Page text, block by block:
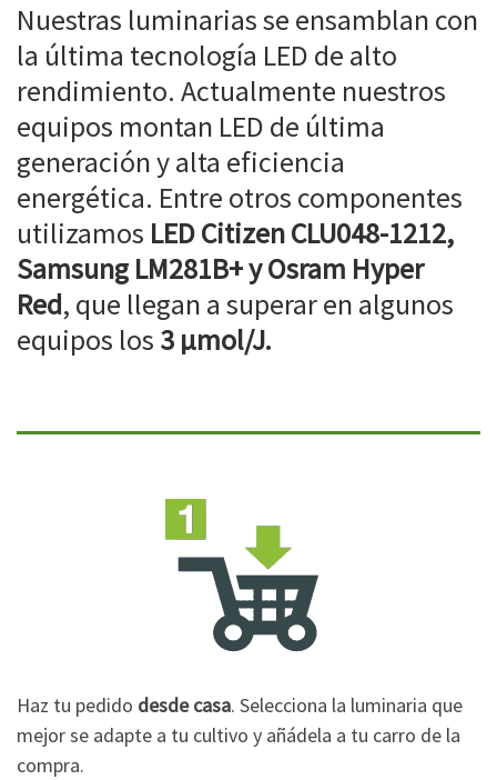
Nuestras luminarias se ensamblan con
la última tecnología LED de alto
rendimiento. Actualmente nuestros
equipos montan LED de última
generación y alta eficiencia
energética. Entre otros componentes
utilizamos LED Citizen CLU048-1212,
Samsung LM281B+ y Osram Hyper
Red, que llegan a superar en algunos
equipos los 3 µmol/J.
Haz tu pedido desde casa. Selecciona la luminaria que
mejor se adapte a tu cultivo y añádela a tu carro de la
compra.